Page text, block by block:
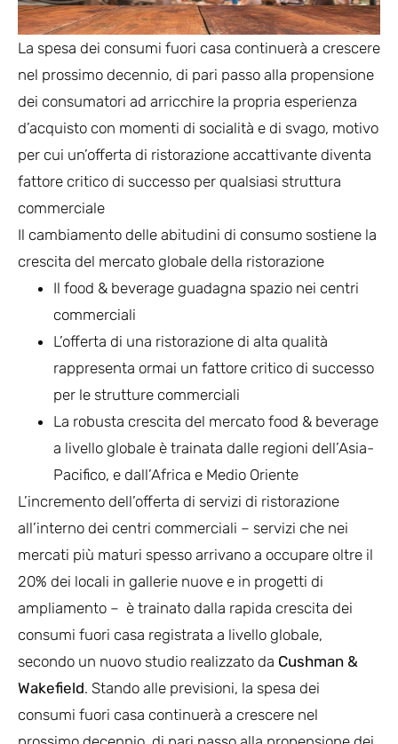
La spesa dei consumi fuori casa continuerà a crescere
nel prossimo decennio, di pari passo alla propensione
dei consumatori ad arricchire la propria esperienza
d’acquisto con momenti di socialità e di svago, motivo
per cui un’offerta di ristorazione accattivante diventa
fattore critico di successo per qualsiasi struttura
commerciale
Il cambiamento delle abitudini di consumo sostiene la
crescita del mercato globale della ristorazione
Il food & beverage guadagna spazio nei centri
commerciali
L’offerta di una ristorazione di alta qualità
rappresenta ormai un fattore critico di successo
per le strutture commerciali
La robusta crescita del mercato food & beverage
a livello globale è trainata dalle regioni dell’Asia-
Pacifico, e dall’Africa e Medio Oriente
L’incremento dell’offerta di servizi di ristorazione
all’interno dei centri commerciali – servizi che nei
mercati più maturi spesso arrivano a occupare oltre il
20% dei locali in gallerie nuove e in progetti di
ampliamento – è trainato dalla rapida crescita dei
consumi fuori casa registrata a livello globale,
secondo un nuovo studio realizzato da Cushman &
Wakefield. Stando alle previsioni, la spesa dei
consumi fuori casa continuerà a crescere nel